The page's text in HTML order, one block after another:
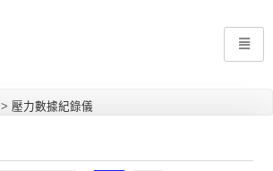
> 壓力數據紀錄儀